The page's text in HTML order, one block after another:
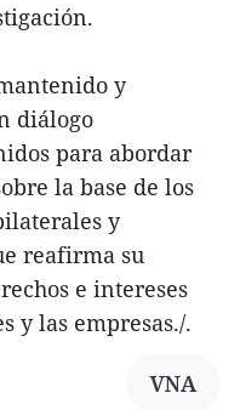
y
diálogo
para abordar
la base de los
y
reafirma su
e intereses
y las empresas./.
VNA